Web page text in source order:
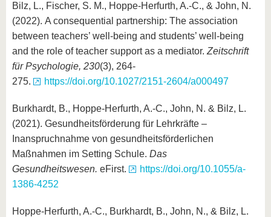
Bilz, L., Fischer, S. M., Hoppe-Herfurth, A.-C., & John, N.
(2022). A consequential partnership: The association
between teachers’ well-being and students’ well-being
and the role of teacher support as a mediator. Zeitschrift
für Psychologie, 230(3), 264-
275.
https://doi.org/10.1027/2151-2604/a000497
Burkhardt, B., Hoppe-Herfurth, A.-C., John, N. & Bilz, L.
(2021). Gesundheitsförderung für Lehrkräfte –
Inanspruchnahme von gesundheitsförderlichen
Maßnahmen im Setting Schule. Das
Gesundheitswesen. eFirst.
https://doi.org/10.1055/a-
1386-4252
Hoppe-Herfurth, A.-C., Burkhardt, B., John, N., & Bilz, L.